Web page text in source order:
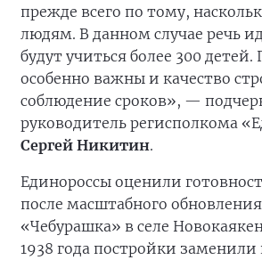
прежде всего по тому,
людям. В данном случае речь
будут учиться более 300 детей.
особенно важны и качество
соблюдение сроков», —
руководитель регисполкома
Сергей Никитин.
Единороссы оценили
после масштабного обновления
«Чебурашка» в селе
1938 года постройки